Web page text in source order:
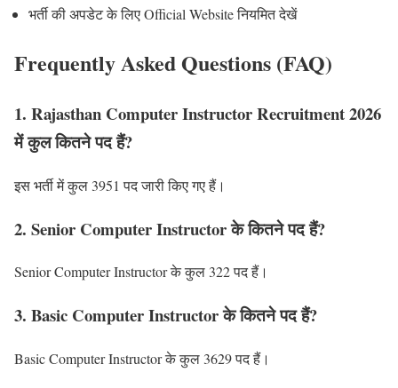
भर्ती की अपडेट के लिए Official Website नियमित देखें
Frequently Asked Questions (FAQ)
1. Rajasthan Computer Instructor Recruitment 2026
में कुल कितने पद हैं?
इस भर्ती में कुल 3951 पद जारी किए गए हैं।
2. Senior Computer Instructor के कितने पद हैं?
Senior Computer Instructor के कुल 322 पद हैं।
3. Basic Computer Instructor के कितने पद हैं?
Basic Computer Instructor के कुल 3629 पद हैं।